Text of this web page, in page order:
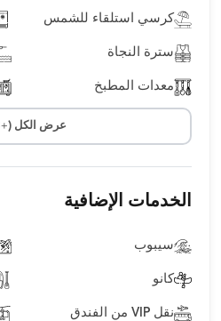
كرسي استلقاء للشمس
سترة النجاة
معدات المطبخ
عرض الكل (+8)
الخدمات الإضافية
سيبوب
كانو
نقل VIP من الفندق